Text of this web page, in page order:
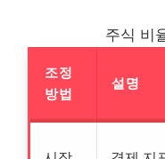
주식 비
조정
방법
설명